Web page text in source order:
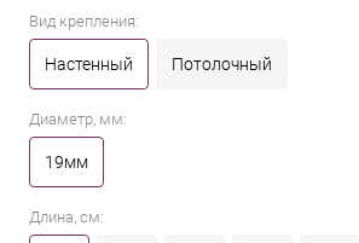
Вид крепления:
Настенный Потолочный
Диаметр, мм:
19мм
Длина, см: